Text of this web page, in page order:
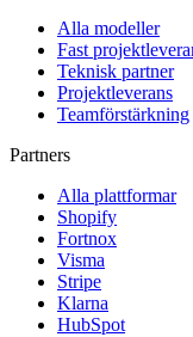
Alla modeller
Fast
Teknisk partner
Projektleverans
Teamförstärkning
Partners
Alla plattformar
Shopify
Fortnox
Visma
Stripe
Klarna
HubSpot